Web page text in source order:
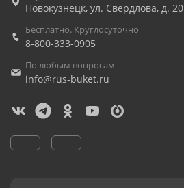
Новокузнецк, ул. Свердлова, д. 20
Бесплатно. Круглосуточно
8-800-333-0905
По любым вопросам
info@rus-buket.ru